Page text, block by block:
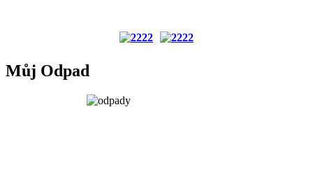
Můj Odpad